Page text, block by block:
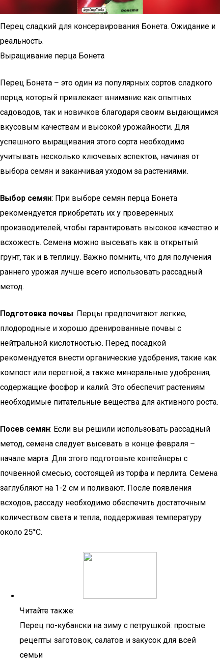
Перец сладкий для консервирования Бонета. Ожидание и
реальность.
Выращивание перца Бонета
Перец Бонета – это один из популярных сортов сладкого
перца, который привлекает внимание как опытных
садоводов, так и новичков благодаря своим выдающимся
вкусовым качествам и высокой урожайности. Для
успешного выращивания этого сорта необходимо
учитывать несколько ключевых аспектов, начиная от
выбора семян и заканчивая уходом за растениями.
Выбор семян: При выборе семян перца Бонета
рекомендуется приобретать их у проверенных
производителей, чтобы гарантировать высокое качество и
всхожесть. Семена можно высевать как в открытый
грунт, так и в теплицу. Важно помнить, что для получения
раннего урожая лучше всего использовать рассадный
метод.
Подготовка почвы: Перцы предпочитают легкие,
плодородные и хорошо дренированные почвы с
нейтральной кислотностью. Перед посадкой
рекомендуется внести органические удобрения, такие как
компост или перегной, а также минеральные удобрения,
содержащие фосфор и калий. Это обеспечит растениям
необходимые питательные вещества для активного роста.
Посев семян: Если вы решили использовать рассадный
метод, семена следует высевать в конце февраля –
начале марта. Для этого подготовьте контейнеры с
почвенной смесью, состоящей из торфа и перлита. Семена
заглубляют на 1-2 см и поливают. После появления
всходов, рассаду необходимо обеспечить достаточным
количеством света и тепла, поддерживая температуру
около 25°C.
Читайте также:
Перец по-кубански на зиму с петрушкой: простые
рецепты заготовок, салатов и закусок для всей
семьи